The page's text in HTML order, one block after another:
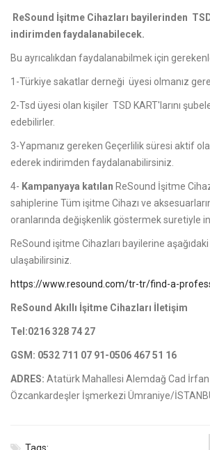
ReSound İşitme Cihazları bayilerinden
indirimden faydalanabilecek.
Bu ayrıcalıkdan faydalanabilmek için
1-Türkiye sakatlar derneği üyesi olmanız
2-Tsd üyesi olan kişiler TSD KART'larını
edebilirler.
3-Yapmanız gereken Geçerlilik süresi aktif
ederek indirimden faydalanabilirsiniz.
4- Kampanyaya katılan ReSound İşitme
sahiplerine Tüm işitme Cihazı ve
oranlarında değişkenlik göstermek suretiyle
ReSound işitme Cihazları bayilerine
ulaşabilirsiniz.
https://www.resound.com/tr-tr/find-a-
ReSound Akıllı İşitme Cihazları İletişim
Tel:0216 328 74 27
GSM: 0532 711 07 91-0506 467 51 16
ADRES: Atatürk Mahallesi Alemdağ Cad İrfan
Özcankardeşler İşmerkezi Ümraniye/
Tags: